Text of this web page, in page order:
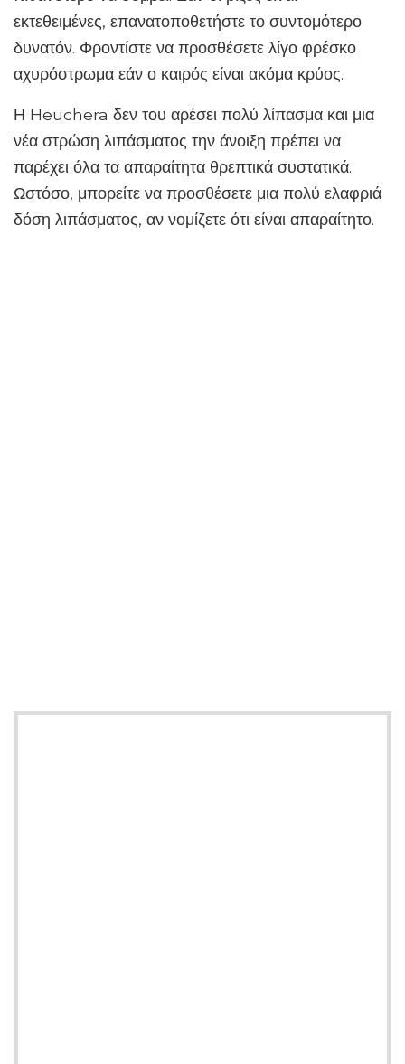
εκτεθειμένες, επανατοποθετήστε το συντομότερο
δυνατόν. Φροντίστε να προσθέσετε λίγο φρέσκο ​​
αχυρόστρωμα εάν ο καιρός είναι ακόμα κρύος.
Η Heuchera δεν του αρέσει πολύ λίπασμα και μια
νέα στρώση λιπάσματος την άνοιξη πρέπει να
παρέχει όλα τα απαραίτητα θρεπτικά συστατικά.
Ωστόσο, μπορείτε να προσθέσετε μια πολύ ελαφριά
δόση λιπάσματος, αν νομίζετε ότι είναι απαραίτητο.